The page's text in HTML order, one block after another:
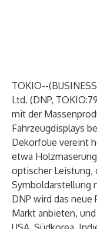
TOKIO--(
Ltd. (DNP,
mit der
Fahrzeugdisplays
Dekorfolie vereint
etwa
optischer Leistung,
Symboldarstellung
DNP wird das
Markt anbieten,